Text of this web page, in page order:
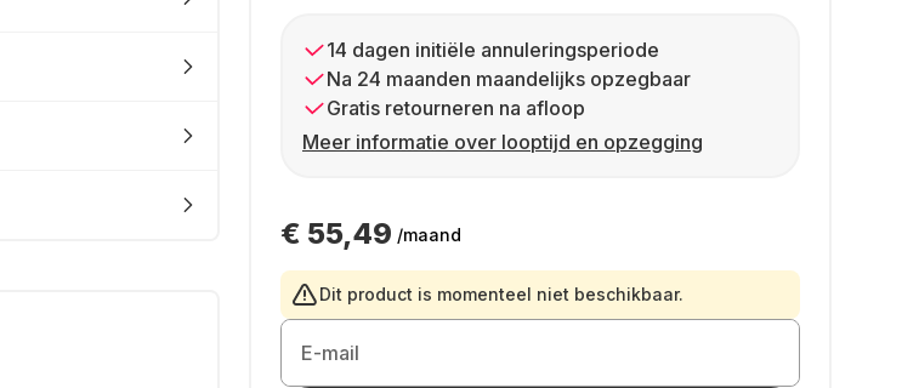
14 dagen initiële annuleringsperiode
Na 24 maanden maandelijks opzegbaar
Gratis retourneren na afloop
Meer informatie over looptijd en opzegging
€ 55,49 /maand
Dit product is momenteel niet beschikbaar.
E-mail